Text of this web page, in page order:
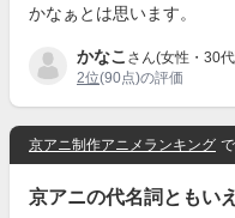
かなぁとは思います。
かなこ さん(女性・30
2位(90点)の評価
京アニ制作アニメランキング
京アニの代名詞ともい